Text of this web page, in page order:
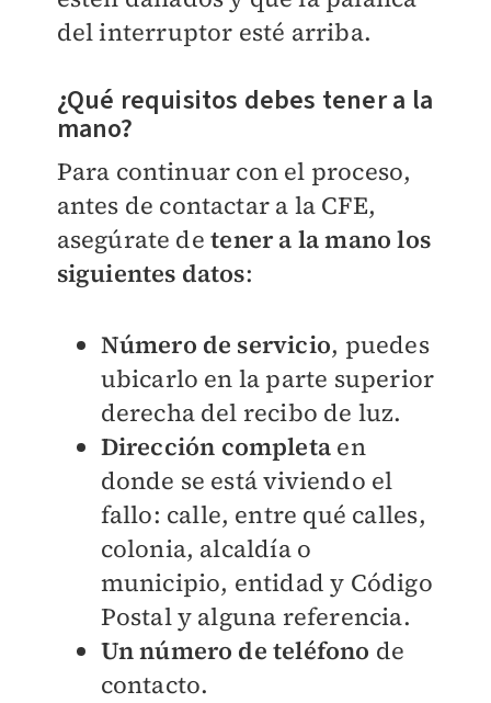
del interruptor esté arriba.
¿Qué requisitos debes tener a la
mano?
Para continuar con el proceso,
antes de contactar a la CFE,
asegúrate detener a la mano los
siguientes datos:
Número de servicio, puedes
ubicarlo en la parte superior
derecha del recibo de luz.
Dirección completa en
donde se está viviendo el
fallo: calle, entre qué calles,
colonia, alcaldía o
municipio, entidad y Código
Postal y alguna referencia.
Un número de teléfono de
contacto.